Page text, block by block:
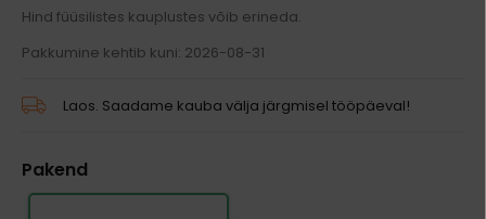
Hind füüsilistes kauplustes võib erineda.
Pakkumine kehtib kuni: 2026-08-31
Laos. Saadame kauba välja järgmisel tööpäeval!
Pakend